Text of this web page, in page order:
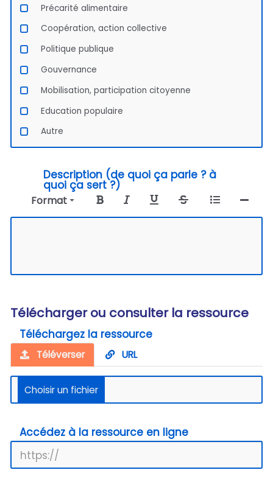
Précarité alimentaire
Coopération, action collective
Politique publique
Gouvernance
Mobilisation, participation citoyenne
Education populaire
Autre
Description (de quoi ça parle ? à
quoi ça sert ?)
Format
Télécharger ou consulter la ressource
Téléchargez la ressource
Téléverser URL
Accédez à la ressource en ligne